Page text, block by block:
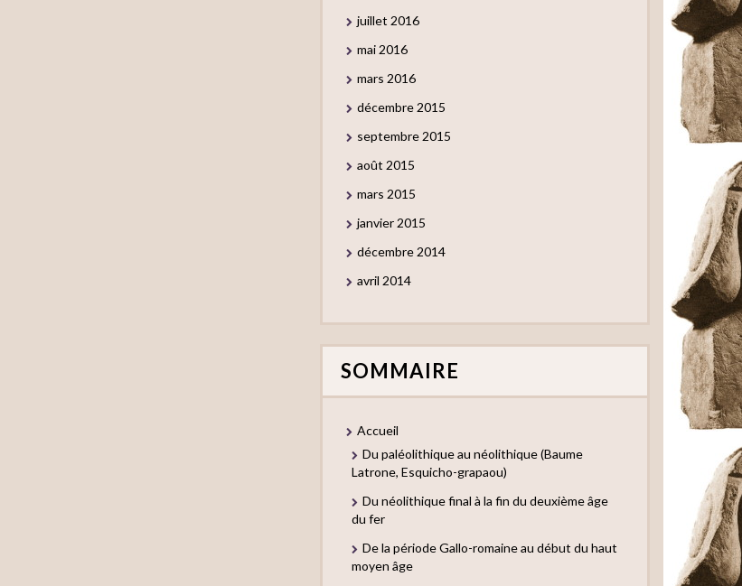
juillet 2016
mai 2016
mars 2016
décembre 2015
septembre 2015
août 2015
mars 2015
janvier 2015
décembre 2014
avril 2014
SOMMAIRE
Accueil
Du paléolithique au néolithique (Baume
Latrone, Esquicho-grapaou)
Du néolithique final à la fin du deuxième âge
du fer
De la période Gallo-romaine au début du haut
moyen âge